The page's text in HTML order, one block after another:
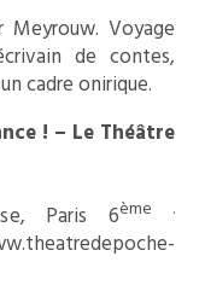
Meyrouw. Voyage
de contes,
cadre onirique.
! – Le Théâtre
Paris 6ème .